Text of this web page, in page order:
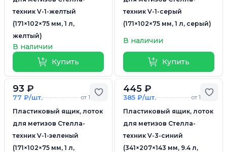
техник V-1-желтый
(171×102×75 мм, 1 л,
желтый)
В наличии
Купить
техник V-1-серый
(171×102×75 мм, 1 л, серый)
В наличии
Купить
Добавить в избранное
93 ₽
77 ₽/шт. от 10 шт.
Пластиковый ящик, лоток
для метизов Стелла-
техник V-1-зеленый
(171×102×75 мм, 1 л,
445 ₽
385 ₽/шт. от 10 шт.
Пластиковый ящик, лоток
для метизов Стелла-
техник V-3-синий
(341×207×143 мм, 9.4 л,